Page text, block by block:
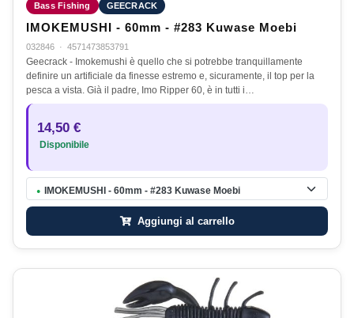
Bass Fishing GEECRACK
IMOKEMUSHI - 60mm - #283 Kuwase Moebi
032846 · 4571473853791
Geecrack - Imokemushi è quello che si potrebbe tranquillamente
definire un artificiale da finesse estremo e, sicuramente, il top per la
pesca a vista. Già il padre, Imo Ripper 60, è in tutti i…
14,50 €
Disponibile
● IMOKEMUSHI - 60mm - #283 Kuwase Moebi
Aggiungi al carrello